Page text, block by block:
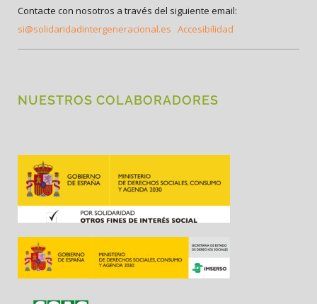
Contacte con nosotros a través del siguiente email:
si@solidaridadintergeneracional.es Accesibilidad
NUESTROS COLABORADORES